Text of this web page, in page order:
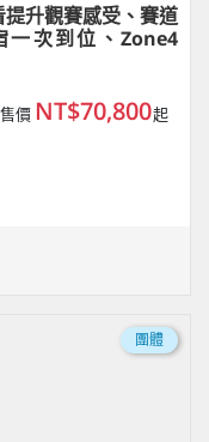
升觀賽感受、賽道
次到位、Zone4
售價 NT$70,800起
團體